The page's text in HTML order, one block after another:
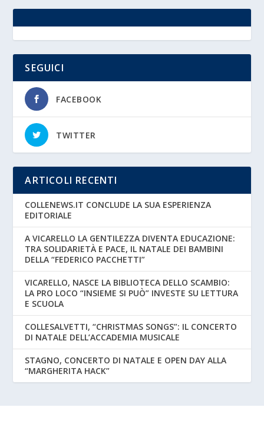
SEGUICI
FACEBOOK
TWITTER
ARTICOLI RECENTI
COLLENEWS.IT CONCLUDE LA SUA ESPERIENZA
EDITORIALE
A VICARELLO LA GENTILEZZA DIVENTA EDUCAZIONE:
TRA SOLIDARIETÀ E PACE, IL NATALE DEI BAMBINI
DELLA “FEDERICO PACCHETTI”
VICARELLO, NASCE LA BIBLIOTECA DELLO SCAMBIO:
LA PRO LOCO “INSIEME SI PUÒ” INVESTE SU LETTURA
E SCUOLA
COLLESALVETTI, “CHRISTMAS SONGS”: IL CONCERTO
DI NATALE DELL’ACCADEMIA MUSICALE
STAGNO, CONCERTO DI NATALE E OPEN DAY ALLA
“MARGHERITA HACK”